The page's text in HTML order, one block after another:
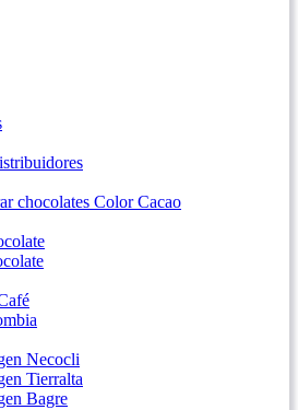
chocolates Color Cacao
Necocli
Tierralta
Bagre